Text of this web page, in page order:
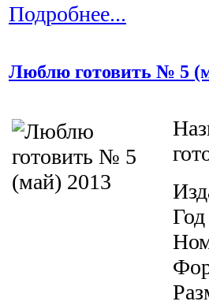
Подробнее...
Люблю готовить № 5